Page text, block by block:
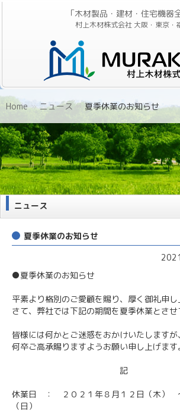
「木材製品・建材・住宅機器
村上木材株式会社 大阪・東京・
Home » ニュース » 夏季休業のお知らせ
ニュース
夏季休業のお知らせ
●夏季休業のお知らせ
平素より格別のご愛顧を賜り、厚く御礼申し
さて、弊社では下記の期間を夏季休業とさせ
皆様には何かとご迷惑をおかけいたしますが、
何卒ご高承賜りますようお願い申し上げます。
記
休業日 ： ２０２１年８月１２日（木）
（日）